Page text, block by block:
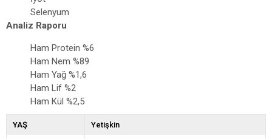
Selenyum
Analiz Raporu
Ham Protein %6
Ham Nem %89
Ham Yağ %1,6
Ham Lif %2
Ham Kül %2,5
YAŞ Yetişkin